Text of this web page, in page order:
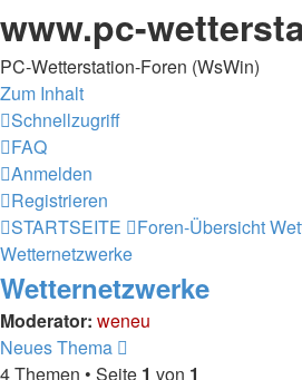
www.pc-
PC-Wetterstation-Foren (WsWin)
Zum Inhalt
Schnellzugriff
FAQ
Anmelden
Registrieren
STARTSEITE
Foren-Übersicht
Wetternetzwerke
Wetternetzwerke
Moderator: weneu
Neues Thema
4 Themen • Seite 1 von 1